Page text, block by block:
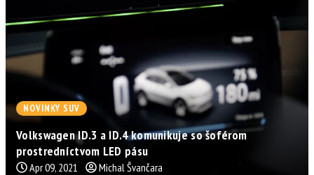
NOVINKY SUV
Volkswagen ID.3 a ID.4 komunikuje so šoférom
prostredníctvom LED pásu
Apr 09, 2021 Michal Švančara